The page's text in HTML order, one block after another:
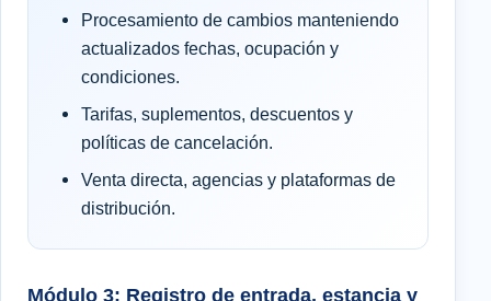
Procesamiento de cambios manteniendo
actualizados fechas, ocupación y
condiciones.
Tarifas, suplementos, descuentos y
políticas de cancelación.
Venta directa, agencias y plataformas de
distribución.
Módulo 3: Registro de entrada, estancia y